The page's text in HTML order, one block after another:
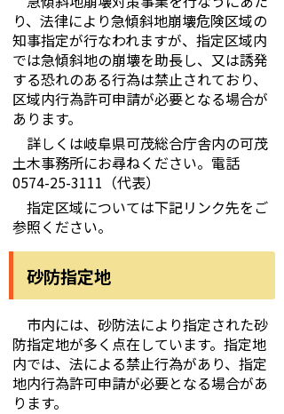
り、法律により急傾斜地崩壊危険区域の
知事指定が行なわれますが、指定区域内
では急傾斜地の崩壊を助長し、又は誘発
する恐れのある行為は禁止されており、
区域内行為許可申請が必要となる場合が
あります。
詳しくは岐阜県可茂総合庁舎内の可茂
土木事務所にお尋ねください。電話
0574-25-3111（代表）
指定区域については下記リンク先をご
参照ください。
砂防指定地
市内には、砂防法により指定された砂
防指定地が多く点在しています。指定地
内では、法による禁止行為があり、指定
地内行為許可申請が必要となる場合があ
ります。